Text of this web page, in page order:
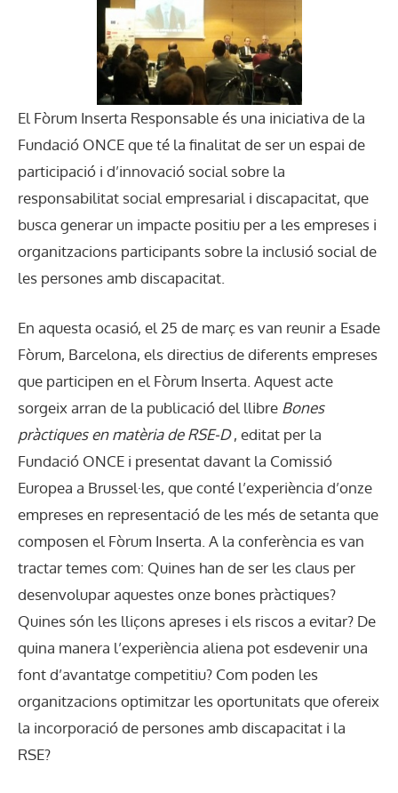
El Fòrum Inserta Responsable és una iniciativa de la
Fundació ONCE que té la finalitat de ser un espai de
participació i d’innovació social sobre la
responsabilitat social empresarial i discapacitat, que
busca generar un impacte positiu per a les empreses i
organitzacions participants sobre la inclusió social de
les persones amb discapacitat.
En aquesta ocasió, el 25 de març es van reunir a Esade
Fòrum, Barcelona, els directius de diferents empreses
que participen en el Fòrum Inserta. Aquest acte
sorgeix arran de la publicació del llibre Bones
pràctiques en matèria de RSE-D, editat per la
Fundació ONCE i presentat davant la Comissió
Europea a Brussel·les, que conté l’experiència d’onze
empreses en representació de les més de setanta que
composen el Fòrum Inserta. A la conferència es van
tractar temes com: Quines han de ser les claus per
desenvolupar aquestes onze bones pràctiques?
Quines són les lliçons apreses i els riscos a evitar? De
quina manera l’experiència aliena pot esdevenir una
font d’avantatge competitiu? Com poden les
organitzacions optimitzar les oportunitats que ofereix
la incorporació de persones amb discapacitat i la
RSE?